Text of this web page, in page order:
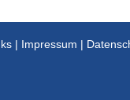
| Impressum |